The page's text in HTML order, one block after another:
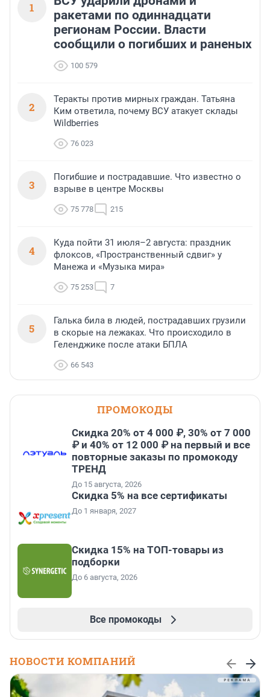
1
ракетами по одиннадцати
регионам России. Власти
сообщили о погибших и раненых
100 579
2
Теракты против мирных граждан. Татьяна
Ким ответила, почему ВСУ атакует склады
Wildberries
76 023
3
Погибшие и пострадавшие. Что известно о
взрыве в центре Москвы
75 778 215
4
Куда пойти 31 июля–2 августа: праздник
флоксов, «Пространственный сдвиг» у
Манежа и «Музыка мира»
75 253 7
5
Галька била в людей, пострадавших грузили
в скорые на лежаках. Что происходило в
Геленджике после атаки БПЛА
66 543
ПРОМОКОДЫ
Скидка 20% от 4 000 ₽, 30% от 7 000
₽ и 40% от 12 000 ₽ на первый и все
повторные заказы по промокоду
ТРЕНД
До 15 августа, 2026
Скидка 5% на все сертификаты
До 1 января, 2027
Скидка 15% на ТОП-товары из
подборки
До 6 августа, 2026
Все промокоды
НОВОСТИ КОМПАНИЙ